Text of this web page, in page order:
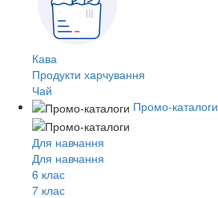
Кава
Продукти харчування
Чай
Промо-каталоги
Для навчання
Для навчання
6 клас
7 клас